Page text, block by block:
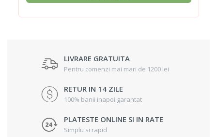
LIVRARE GRATUITA
Pentru comenzi mai mari de 1200 lei
RETUR IN 14 ZILE
100% banii inapoi garantat
PLATESTE ONLINE SI IN RATE
Simplu si rapid